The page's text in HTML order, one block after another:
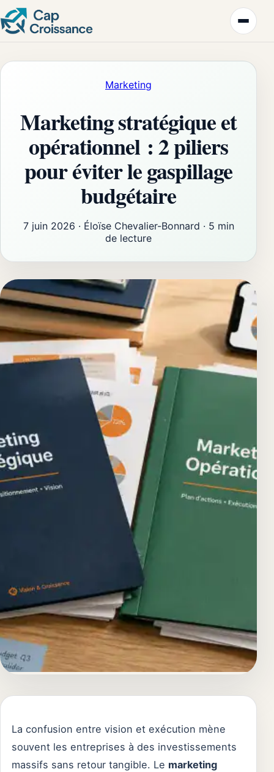
Marketing
Marketing stratégique et
opérationnel : 2 piliers
pour éviter le gaspillage
budgétaire
7 juin 2026 · Éloïse Chevalier-Bonnard · 5 min
de lecture
La confusion entre vision et exécution mène
souvent les entreprises à des investissements
massifs sans retour tangible. Le marketing